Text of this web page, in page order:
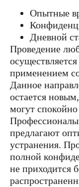
Опытные
Дневной
Проведение
применением
Данное
остается
могут
предлагают
устранения.
полной
не приходится